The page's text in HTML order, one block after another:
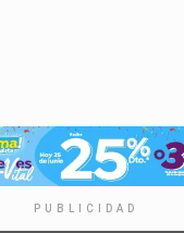
PUBLICIDAD